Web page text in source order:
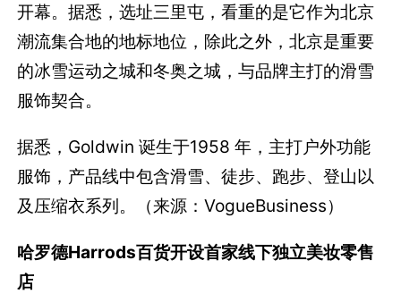
开幕。据悉，选址三里屯，看重的是它作为北京
潮流集合地的地标地位，除此之外，北京是重要
的冰雪运动之城和冬奥之城，与品牌主打的滑雪
服饰契合。
据悉，Goldwin 诞生于1958 年，主打户外功能
服饰，产品线中包含滑雪、徒步、跑步、登山以
及压缩衣系列。（来源：VogueBusiness）
哈罗德Harrods百货开设首家线下独立美妆零售
店